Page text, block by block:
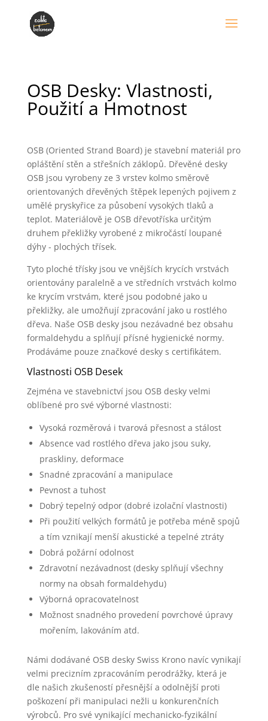
OSB Desky: Vlastnosti,
Použití a Hmotnost
OSB (Oriented Strand Board) je stavební materiál pro
opláštění stěn a střešních záklopů. Dřevěné desky
OSB jsou vyrobeny ze 3 vrstev kolmo směrově
orientovaných dřevěných štěpek lepených pojivem z
umělé pryskyřice za působení vysokých tlaků a
teplot. Materiálově je OSB dřevotříska určitým
druhem překližky vyrobené z mikročástí loupané
dýhy - plochých třísek.
Tyto ploché třísky jsou ve vnějších krycích vrstvách
orientovány paralelně a ve středních vrstvách kolmo
ke krycím vrstvám, které jsou podobné jako u
překližky, ale umožňují zpracování jako u rostlého
dřeva. Naše OSB desky jsou nezávadné bez obsahu
formaldehydu a splňují přísné hygienické normy.
Prodáváme pouze značkové desky s certifikátem.
Vlastnosti OSB Desek
Zejména ve stavebnictví jsou OSB desky velmi
oblíbené pro své výborné vlastnosti:
Vysoká rozměrová i tvarová přesnost a stálost
Absence vad rostlého dřeva jako jsou suky,
praskliny, deformace
Snadné zpracování a manipulace
Pevnost a tuhost
Dobrý tepelný odpor (dobré izolační vlastnosti)
Při použití velkých formátů je potřeba méně spojů
a tím vznikají menší akustické a tepelné ztráty
Dobrá požární odolnost
Zdravotní nezávadnost (desky splňují všechny
normy na obsah formaldehydu)
Výborná opracovatelnost
Možnost snadného provedení povrchové úpravy
mořením, lakováním atd.
Námi dodávané OSB desky Swiss Krono navíc vynikají
velmi precizním zpracováním perodrážky, která je
dle našich zkušeností přesnější a odolnější proti
poškození při manipulaci nežli u konkurenčních
výrobců. Pro své vynikající mechanicko-fyzikální